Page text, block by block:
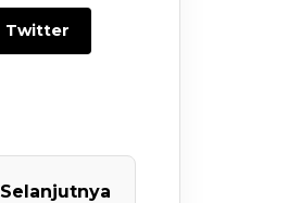
Twitter
Selanjutnya